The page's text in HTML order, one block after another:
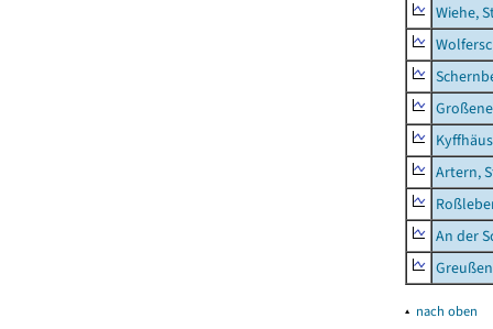
Wiehe,
Artern,
An der
▴ nach oben